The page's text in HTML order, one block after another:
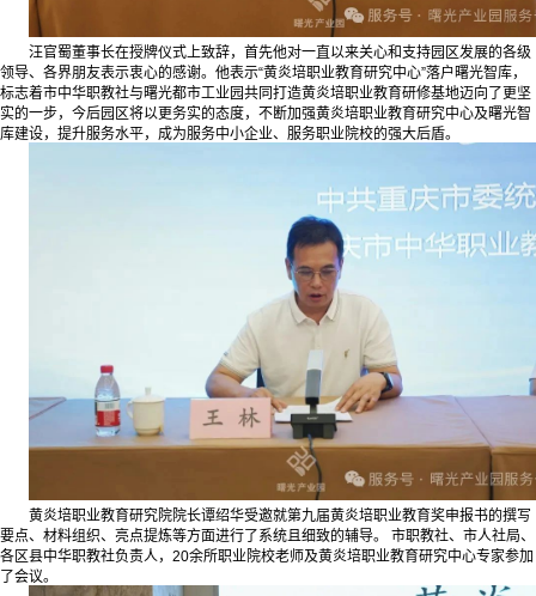
汪官蜀董事长在授牌仪式上致辞，首先他对一直以来关心和支持园区发展的各级
领导、各界朋友表示衷心的感谢。他表示“黄炎培职业教育研究中心”落户曙光智库，
标志着市中华职教社与曙光都市工业园共同打造黄炎培职业教育研修基地迈向了更坚
实的一步，今后园区将以更务实的态度，不断加强黄炎培职业教育研究中心及曙光智
库建设，提升服务水平，成为服务中小企业、服务职业院校的强大后盾。
黄炎培职业教育研究院院长谭绍华受邀就第九届黄炎培职业教育奖申报书的撰写
要点、材料组织、亮点提炼等方面进行了系统且细致的辅导。 市职教社、市人社局、
各区县中华职教社负责人，20余所职业院校老师及黄炎培职业教育研究中心专家参加
了会议。